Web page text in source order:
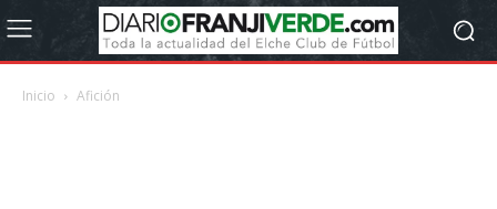
Inicio Afición